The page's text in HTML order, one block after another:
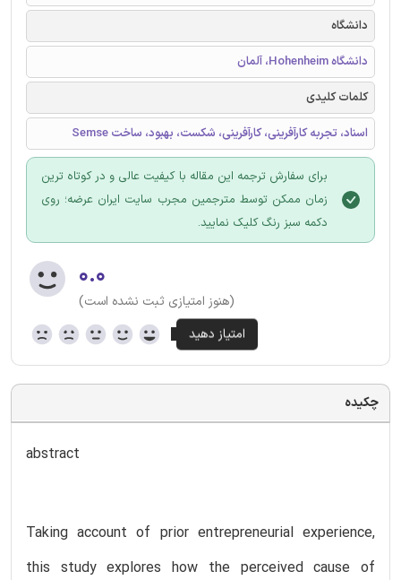
دانشگاه
دانشگاه Hohenheim، آلمان
کلمات کلیدی
اسناد، تجربه کارآفرینی، کارآفرینی، شکست، بهبود، ساخت Semse
برای سفارش ترجمه این مقاله با کیفیت عالی و در کوتاه ترین
زمان ممکن توسط مترجمین مجرب سایت ایران عرضه؛ روی
دکمه سبز رنگ کلیک نمایید.
۰.۰
(هنوز امتیازی ثبت نشده است)
چکیده
abstract
Taking account of prior entrepreneurial experience,
this study explores how the perceived cause of